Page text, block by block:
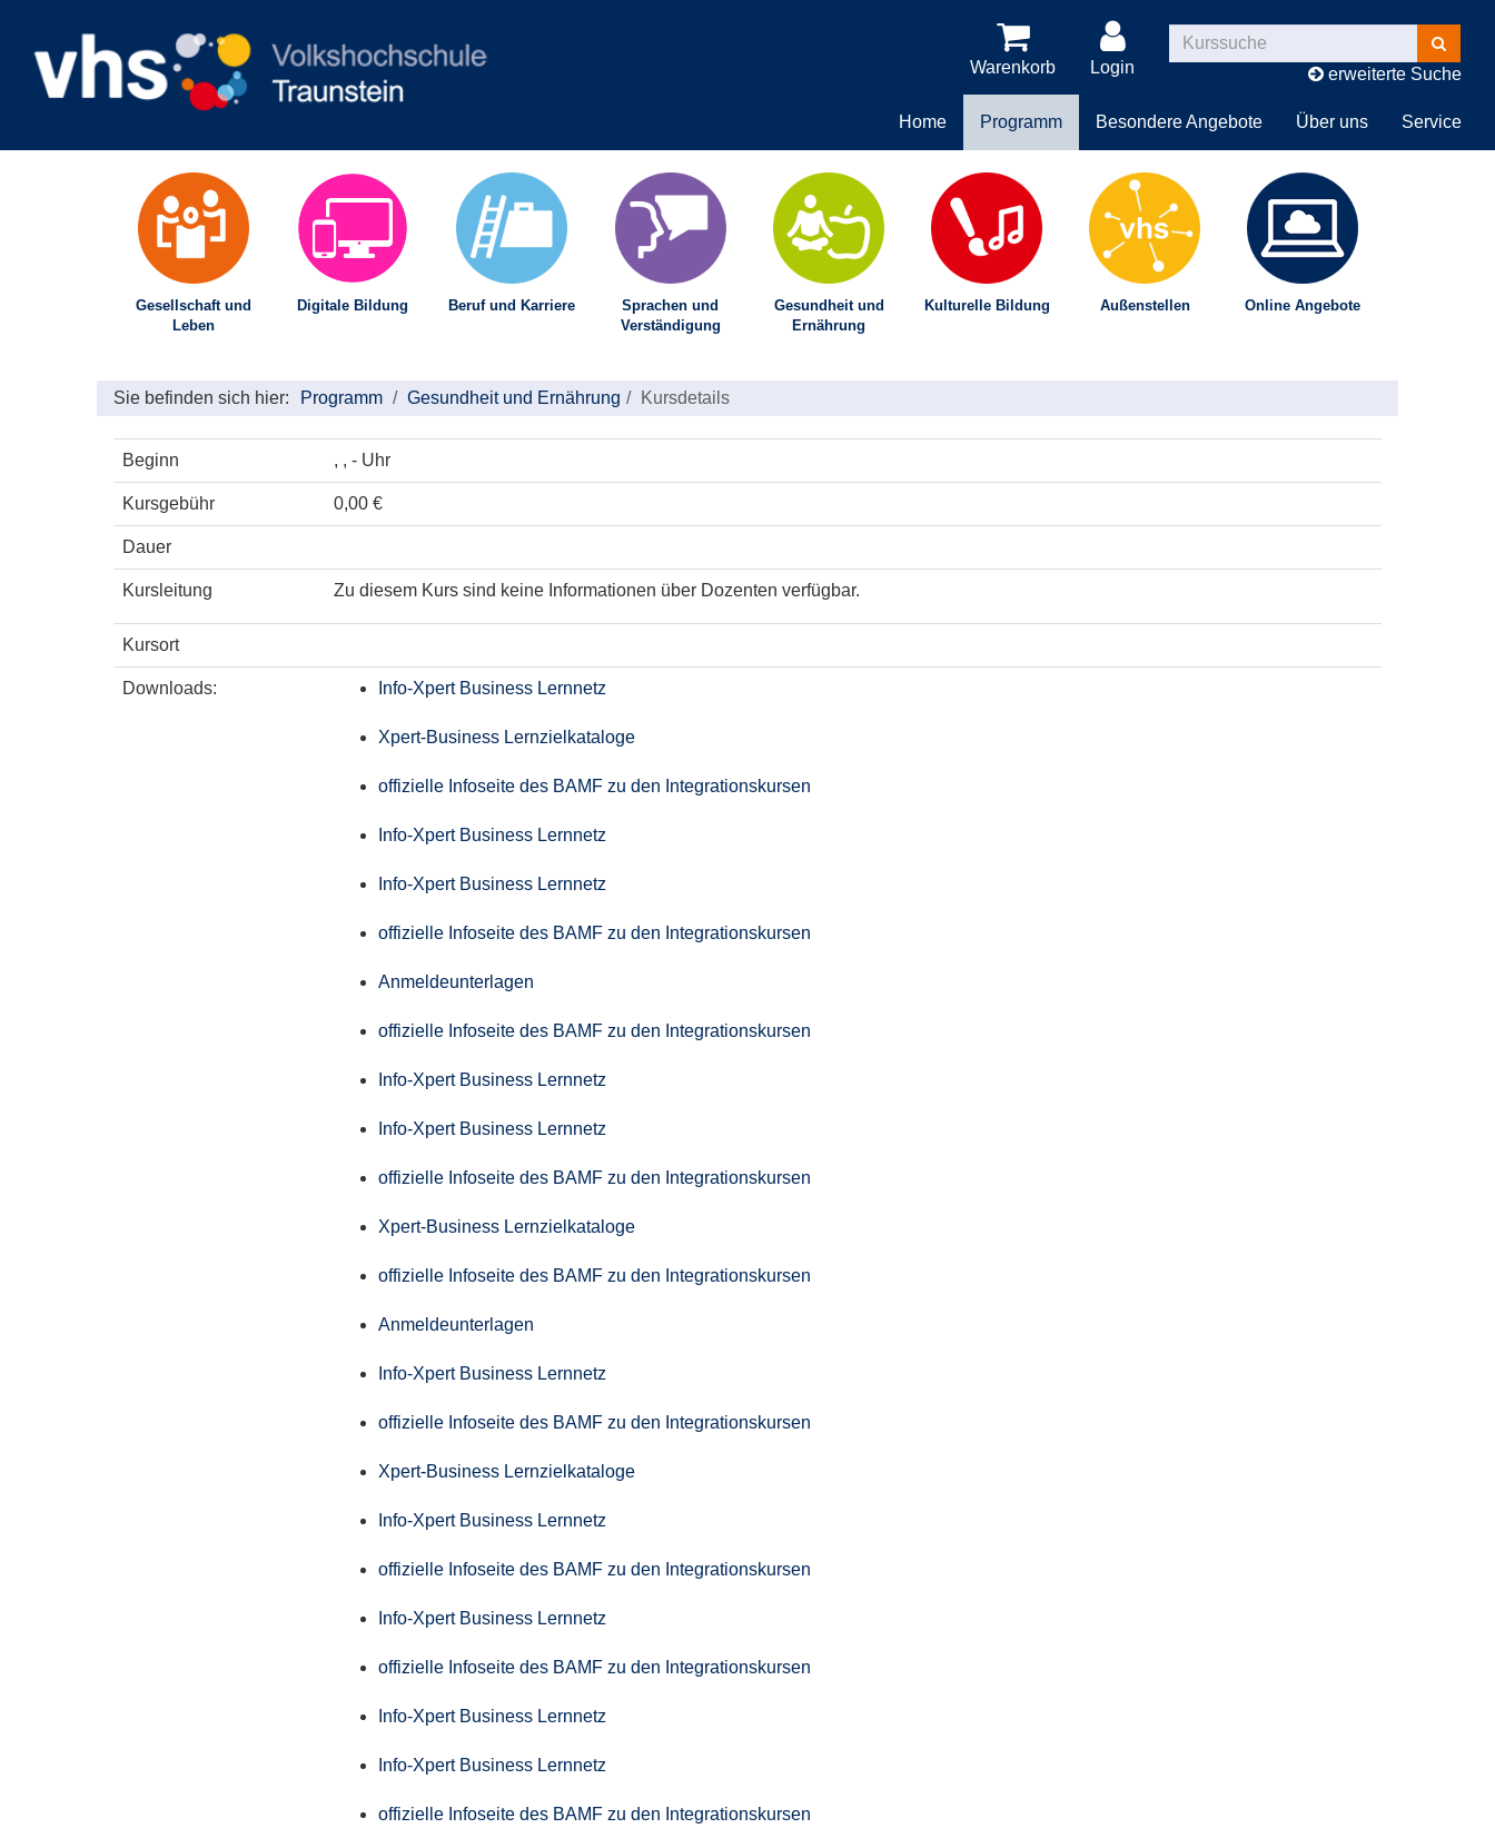
Warenkorb Login
Kurse
suchen
erweiterte Suche
Home Programm Besondere Angebote Über uns Service
Gesellschaft und
Leben
Digitale Bildung Beruf und Karriere
Sprachen und
Verständigung
Gesundheit und
Ernährung
Kulturelle Bildung Außenstellen Online Angebote
Sie befinden sich hier: Programm Gesundheit und Ernährung Kursdetails
Beginn , , - Uhr
Kursgebühr 0,00 €
Dauer
Kursleitung Zu diesem Kurs sind keine Informationen über Dozenten verfügbar.
Kursort
Downloads: Info-Xpert Business Lernnetz
Xpert-Business Lernzielkataloge
offizielle Infoseite des BAMF zu den Integrationskursen
Info-Xpert Business Lernnetz
Info-Xpert Business Lernnetz
offizielle Infoseite des BAMF zu den Integrationskursen
Anmeldeunterlagen
offizielle Infoseite des BAMF zu den Integrationskursen
Info-Xpert Business Lernnetz
Info-Xpert Business Lernnetz
offizielle Infoseite des BAMF zu den Integrationskursen
Xpert-Business Lernzielkataloge
offizielle Infoseite des BAMF zu den Integrationskursen
Anmeldeunterlagen
Info-Xpert Business Lernnetz
offizielle Infoseite des BAMF zu den Integrationskursen
Xpert-Business Lernzielkataloge
Info-Xpert Business Lernnetz
offizielle Infoseite des BAMF zu den Integrationskursen
Info-Xpert Business Lernnetz
offizielle Infoseite des BAMF zu den Integrationskursen
Info-Xpert Business Lernnetz
Info-Xpert Business Lernnetz
offizielle Infoseite des BAMF zu den Integrationskursen